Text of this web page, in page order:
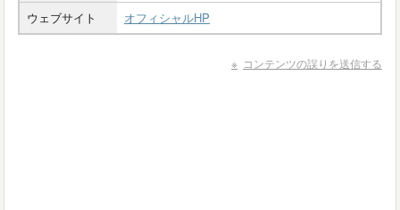
ウェブサイト
オフィシャルHP
コンテンツの誤りを送信する